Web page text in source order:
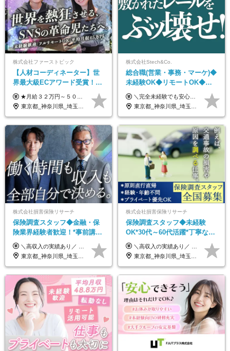
株式会社ファーストピック
【人材コーディネーター】世
界最大級ECアワード受賞！フ
ルリモート／未経験◎／月給
３２万円～／年休１３０日以
上／
★月給３２万円～５０万円＋インセンティブ賞与＋決算賞与★ （30時間の固定残業代、一律月54,750円を含む。超過分は支給） ※経験・スキルを考慮の上、決定 ※昇給：随時あり 【インセンティブについて】 自社サービスを提案し、サービス化した場合、一部の利益をインセンティブとして還元します。 試用期間中（6か月間）は、下記の給与となります。 【一都三県、大阪、名古屋、福岡の方】 月給２４万円～＋役職手当＋インセンティブ賞与 【一都三県以外の関東圏、九州、東北、北海道、その他地域の方】 月給２０万円～＋役職手当＋インセンティブ賞与 ※試用期間6ヶ月 ※試用期間中の待遇・福利厚生に差異はなし
東京都_神奈川県_埼玉県_千葉県_大阪府_愛知県_北海道_青森県_岩手県_宮城県_秋田県_山形県_福島県_茨城県_栃木県_群馬県_静岡県_岐阜県_三重県_兵庫県_京都府_滋賀県_奈良県_和歌山県_広島県_岡山県_鳥取県_島根県_山口県_福岡県_熊本県_佐賀県_長崎県_大分県_宮崎県_鹿児島県
株式会社Stech&Co.
総合職(営業・事務・マーケ)◆
未経験OK◆リモートOK◆学
歴不問◆20代活躍中！
＼完全未経験でも安心して年収UP可能です！／ -------------- 【1】営業 月給25万円～80万円＋賞与 【2】事務 月給21万円～50万円＋賞与 【3】マーケ 月給25万円～80万円＋賞与 ※試用期間3ヶ月間の待遇に変動はありません。 ※みなし残業代(月20時間分29,725円～)を含む。（※超過分は追加支給）
東京都_神奈川県_埼玉県_千葉県_大阪府_愛知県_北海道_青森県_岩手県_宮城県_秋田県_山形県_福島県_茨城県_栃木県_群馬県_新潟県_山梨県_長野県_富山県_石川県_福井県_静岡県_岐阜県_三重県_兵庫県_京都府_滋賀県_奈良県_和歌山県_広島県_岡山県_鳥取県_島根県_山口県_徳島県_香川県_愛媛県_高知県_福岡県_熊本県_佐賀県_長崎県_大分県_宮崎県_鹿児島県_沖縄県
株式会社損害保険リサーチ
保険調査スタッフ◆金融・保
険業界経験者歓迎！*事前講習
あり*30代～60代活躍*調査は
原則直行直帰*高収入可
＼高収入の実績あり／ なかには年収1000万円を超える方もいらっしゃいます！ 【完全出来高報酬制】 ★仕事に慣れるまで収入をサポート 1か月目：報酬が通常の2倍 2か月目：報酬が通常の1.5倍 ※災害に関する業務については、収入サポートの対象外 ※試用期間はありません ＊＊＊業務報酬の例＊＊＊ ・事故原因調査（4箇所確認）…1万5000円～ ・有無責／不正請求疑義調査（自動車案件）…2万円～ ・医療調査（1箇所確認）…1万7000円～ ・書類取付（1箇所訪問）…3000円～ ※上記は目安になります ※実際の報酬は業務報酬に応じた個々のスキル・実績を加味したものになります
東京都_神奈川県_埼玉県_千葉県_大阪府_愛知県_北海道_青森県_岩手県_宮城県_秋田県_山形県_福島県_茨城県_栃木県_群馬県_新潟県_山梨県_長野県_富山県_石川県_福井県_静岡県_岐阜県_三重県_兵庫県_京都府_滋賀県_奈良県_和歌山県_広島県_岡山県_鳥取県_島根県_山口県_徳島県_香川県_愛媛県_高知県_福岡県_熊本県_佐賀県_長崎県_大分県_宮崎県_鹿児島県_沖縄県
株式会社損害保険リサーチ
保険調査スタッフ◆未経験
OK*30代～60代活躍*丁寧な講
習・サポートあり*原則直行直
帰／全国募集・業務委託
＼高収入の実績あり／ なかには年収1000万円を超えるスペシャリストもいらっしゃいます！ 【完全出来高報酬制】 ★仕事に慣れるまで収入をサポート 1か月目：報酬が通常の2倍 2か月目：報酬が通常の1.5倍 ※災害に関する業務については、収入サポートの対象外 ※試用期間はありません ＊＊＊業務報酬の例＊＊＊ ・事故原因調査（4箇所確認）…1万5000円～ ・有無責／不正請求疑義調査（自動車案件）…2万円～ ・医療調査（1箇所確認）…1万7000円～ ・書類取付（1箇所訪問）…3000円～ ※上記は目安になります ※実際の報酬は業務報酬に応じた個々のスキル・実績を加味したものになります
東京都_神奈川県_埼玉県_千葉県_大阪府_愛知県_北海道_青森県_岩手県_宮城県_秋田県_山形県_福島県_茨城県_栃木県_群馬県_新潟県_山梨県_長野県_富山県_石川県_福井県_静岡県_岐阜県_三重県_兵庫県_京都府_滋賀県_奈良県_和歌山県_広島県_岡山県_鳥取県_島根県_山口県_徳島県_香川県_愛媛県_高知県_福岡県_熊本県_佐賀県_長崎県_大分県_宮崎県_鹿児島県_沖縄県